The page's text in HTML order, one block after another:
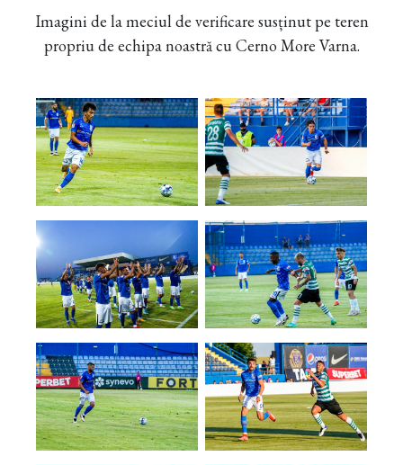
Imagini de la meciul de verificare susținut pe teren
propriu de echipa noastră cu Cerno More Varna.